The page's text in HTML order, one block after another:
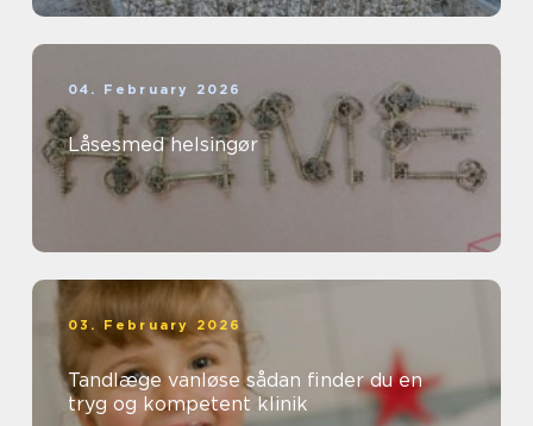
04. February 2026
Låsesmed helsingør
03. February 2026
Tandlæge vanløse sådan finder du en
tryg og kompetent klinik